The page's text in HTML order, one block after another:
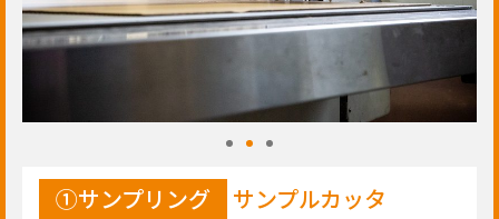
①サンプリング サンプルカッタ